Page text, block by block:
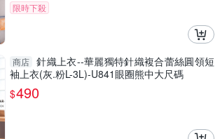
限時下殺
商店 針織上衣--華麗獨特針織複合蕾絲圓領短
袖上衣(灰.粉L-3L)-U841眼圈熊中大尺碼
$490